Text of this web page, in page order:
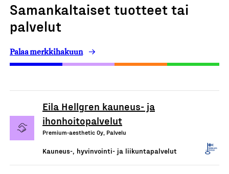
Samankaltaiset tuotteet tai
palvelut
Palaa merkkihakuun
Eila Hellgren kauneus- ja
ihonhoitopalvelut
Premium-aesthetic Oy, Palvelu
Kauneus-, hyvinvointi- ja liikuntapalvelut